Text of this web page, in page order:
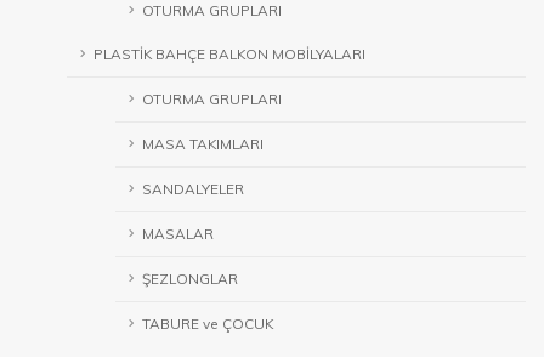
OTURMA GRUPLARI
PLASTİK BAHÇE BALKON MOBİLYALARI
OTURMA GRUPLARI
MASA TAKIMLARI
SANDALYELER
MASALAR
ŞEZLONGLAR
TABURE ve ÇOCUK